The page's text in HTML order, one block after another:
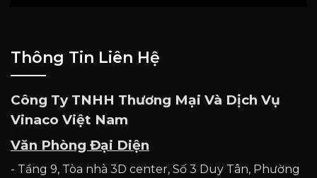
Thông Tin Liên Hệ
Công Ty TNHH Thương Mại Và Dịch Vụ
Vinaco Việt Nam
Văn Phòng Đại Diện
- Tầng 9, Tòa nhà 3D center, Số 3 Duy Tân, Phường